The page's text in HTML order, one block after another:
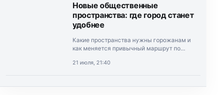
Новые общественные
пространства: где город станет
удобнее
Какие пространства нужны горожанам и
как меняется привычный маршрут по
21 июля, 21:40